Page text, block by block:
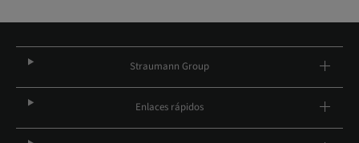
Straumann Group
Enlaces rápidos